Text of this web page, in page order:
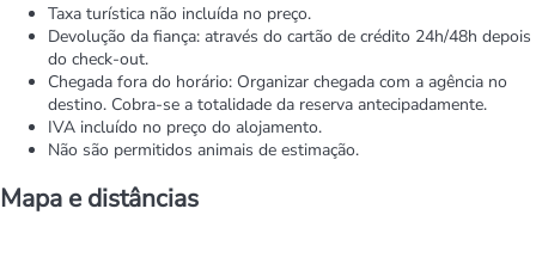
Taxa turística não incluída no preço.
Devolução da fiança: através do cartão de crédito 24h/48h depois
do check-out.
Chegada fora do horário: Organizar chegada com a agência no
destino. Cobra-se a totalidade da reserva antecipadamente.
IVA incluído no preço do alojamento.
Não são permitidos animais de estimação.
Mapa e distâncias